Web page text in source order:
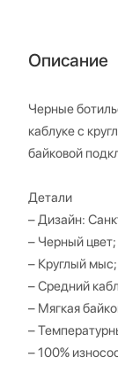
Описание
Черные
каблуке с
байковой
Детали
– Дизайн:
– Черный цвет;
– Круглый мыс;
– Средний
– Мягкая
–
– 100%